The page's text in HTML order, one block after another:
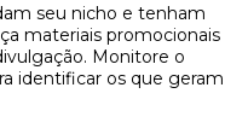
seu nicho e tenham
materiais promocionais
Monitore o
identificar os que geram